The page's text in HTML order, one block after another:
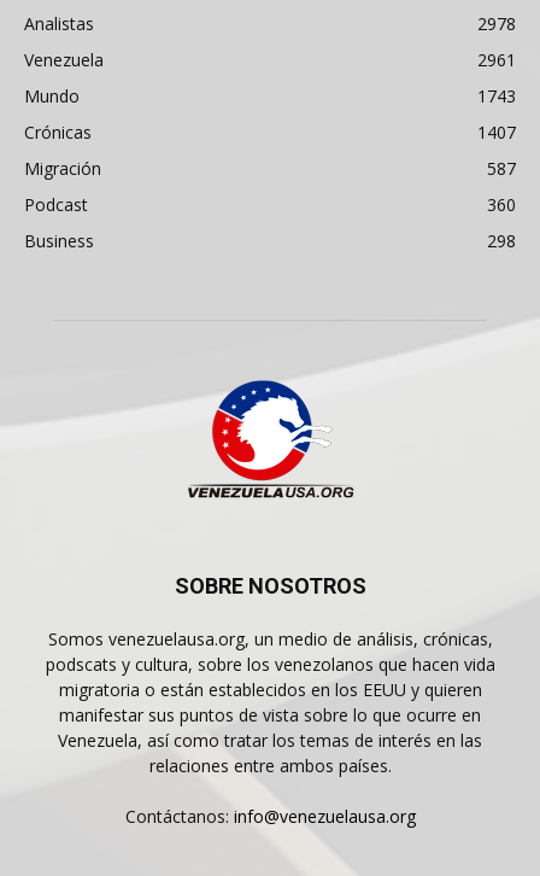
Analistas
2978
Venezuela
2961
Mundo
1743
Crónicas
1407
Migración
587
Podcast
360
Business
298
SOBRE NOSOTROS
Somos venezuelausa.org, un medio de análisis, crónicas,
podscats y cultura, sobre los venezolanos que hacen vida
migratoria o están establecidos en los EEUU y quieren
manifestar sus puntos de vista sobre lo que ocurre en
Venezuela, así como tratar los temas de interés en las
relaciones entre ambos países.
Contáctanos: info@venezuelausa.org